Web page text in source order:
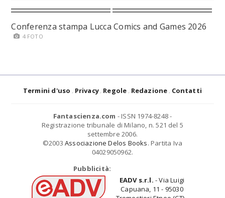
Conferenza stampa Lucca Comics and Games 2026
4 FOTO
Termini d'uso Privacy Regole Redazione Contatti
Fantascienza.com - ISSN 1974-8248 -
Registrazione tribunale di Milano, n. 521 del 5
settembre 2006.
©2003 Associazione Delos Books. Partita Iva
04029050962.
Pubblicità:
EADV s.r.l. - Via Luigi
Capuana, 11 - 95030